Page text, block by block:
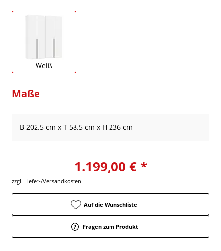
Weiß
Maße
B 202.5 cm x T 58.5 cm x H 236 cm
1.199,00 € *
zzgl. Liefer-/Versandkosten
Auf die Wunschliste
Fragen zum Produkt